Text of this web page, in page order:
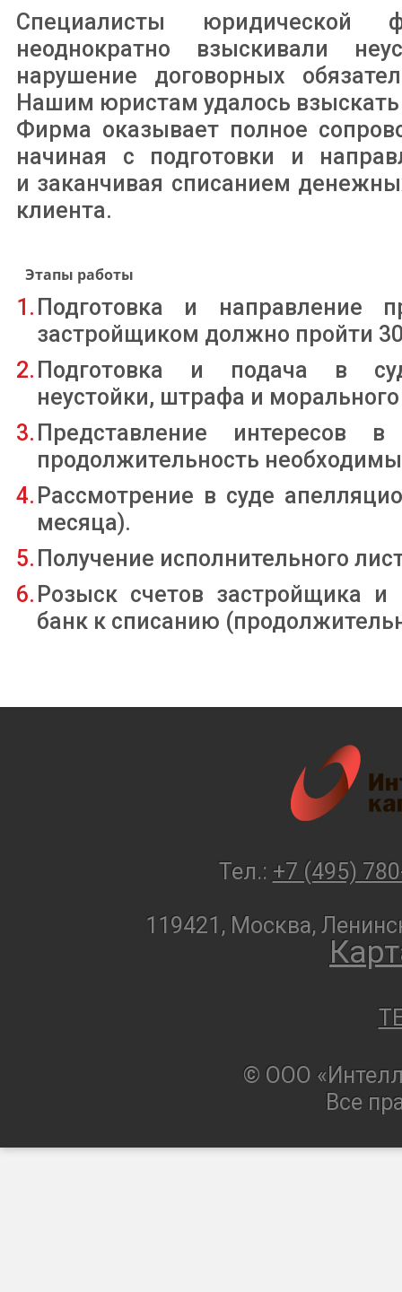
Специалисты юридической
неоднократно взыскивали
нарушение договорных
Нашим юристам удалось
Фирма оказывает полное
начиная с подготовки и
и заканчивая списанием
клиента.
Этапы работы
Подготовка и направление
застройщиком должно пройти
Подготовка и подача в
неустойки, штрафа и
Представление интересов
продолжительность
Рассмотрение в суде
месяца).
Получение исполнительного
Розыск счетов застройщика и
банк к списанию
Тел.: +7 (495)
119421, Москва,
© ООО
Все